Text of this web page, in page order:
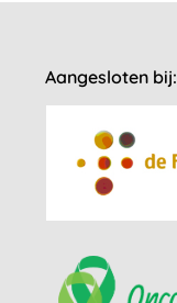
Aangesloten bij: